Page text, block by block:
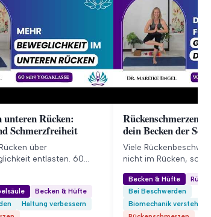
unteren Rücken:
Schmerzfreiheit
über
entlasten. 60
Becken & Hüfte
Haltung verbessern
Rückenschmerzen
dein Becken der
Viele
nicht im Rücken,
den unteren Rücken
entlasten.
Becken & Hüfte
Bei Beschwerden
Biomechanik verstehen